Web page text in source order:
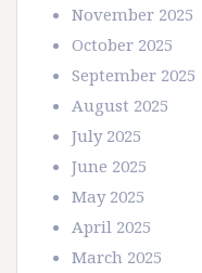
November 2025
October 2025
September 2025
August 2025
July 2025
June 2025
May 2025
April 2025
March 2025